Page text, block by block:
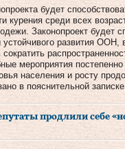
будет
курения среди всех
Законопроект будет
развития ООН,
мероприятия
населения и росту
в пояснительной
продлили себе